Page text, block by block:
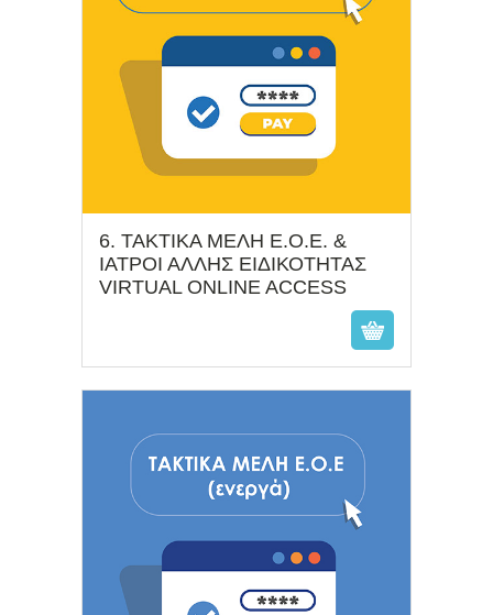
6. ΤΑΚΤΙΚΑ ΜΕΛΗ Ε.Ο.Ε. &
ΙΑΤΡΟΙ ΑΛΛΗΣ ΕΙΔΙΚΟΤΗΤΑΣ
VIRTUAL ONLINE ACCESS
€